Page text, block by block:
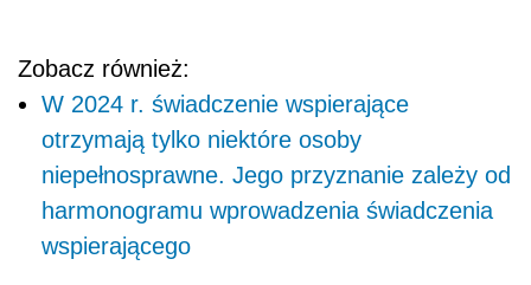
Zobacz również:
W 2024 r. świadczenie wspierające
otrzymają tylko niektóre osoby
niepełnosprawne. Jego przyznanie zależy od
harmonogramu wprowadzenia świadczenia
wspierającego